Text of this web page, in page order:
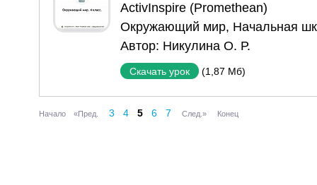
ActivInspire (Promethean)
Окружающий мир, Начальная
Автор: Никулина О. Р.
Скачать урок (1,87 Мб)
Начало «Пред. 3 4 5 6 7 След.» Конец